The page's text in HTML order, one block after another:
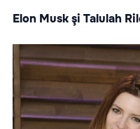
Elon Musk şi Talulah